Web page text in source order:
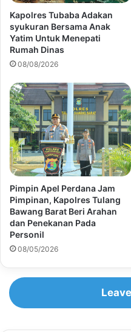
Kapolres Tubaba Adakan
syukuran Bersama Anak
Yatim Untuk Menepati
Rumah Dinas
08/08/2026
Pimpin Apel Perdana Jam
Pimpinan, Kapolres Tulang
Bawang Barat Beri Arahan
dan Penekanan Pada
Personil
08/05/2026